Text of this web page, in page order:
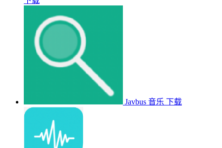
Javbus 音乐 下载